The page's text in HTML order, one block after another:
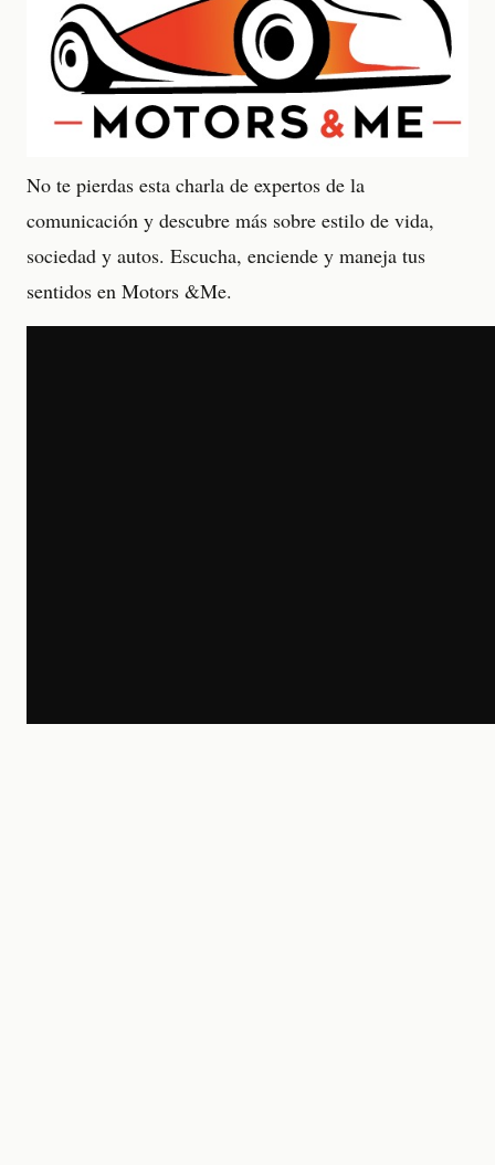
No te pierdas esta charla de expertos de la
comunicación y descubre más sobre estilo de vida,
sociedad y autos. Escucha, enciende y maneja tus
sentidos en Motors &Me.